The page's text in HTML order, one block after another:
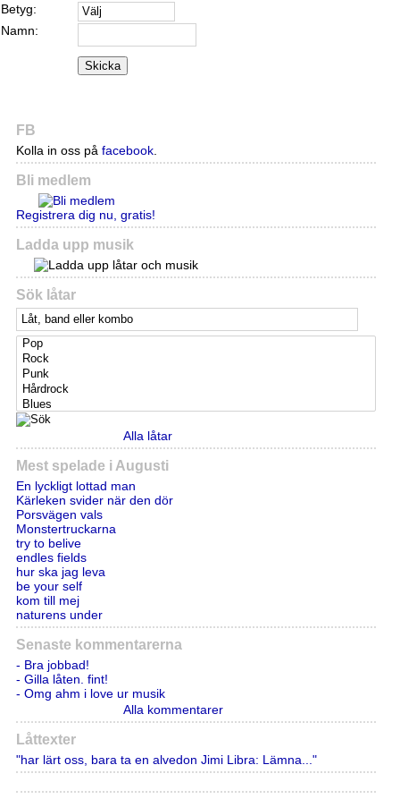
Betyg:
Namn:
Skicka
FB
Kolla in oss på facebook.
Bli medlem
Registrera dig nu, gratis!
Ladda upp musik
Sök låtar
Alla låtar
Mest spelade i Augusti
En lyckligt lottad man
Kärleken svider när den dör
Porsvägen vals
Monstertruckarna
try to belive
endles fields
hur ska jag leva
be your self
kom till mej
naturens under
Senaste kommentarerna
- Bra jobbad!
- Gilla låten. fint!
- Omg ahm i love ur musik
Alla kommentarer
Låttexter
"har lärt oss, bara ta en alvedon Jimi Libra: Lämna..."